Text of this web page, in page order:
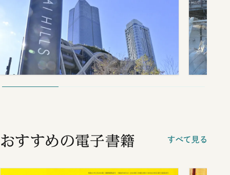
おすすめの電子書籍 すべて見る